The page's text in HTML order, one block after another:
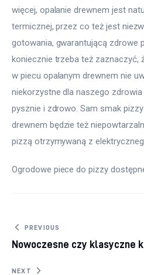
więcej, opalanie drewnem jest
termicznej, przez co też jest
gotowania, gwarantującą zdrowe
koniecznie trzeba też zaznaczyć,
w piecu opalanym drewnem nie
niekorzystne dla naszego
pysznie i zdrowo. Sam smak
drewnem będzie też
pizzą otrzymywaną z
Ogrodowe piece do pizzy
Nawigacja wpisu
PREVIOUS
Nowoczesne czy klasyczne
NEXT